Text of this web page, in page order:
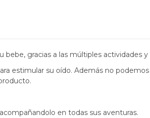
bebe, gracias a las múltiples actividades
estimular su oído. Además no
en todas sus aventuras.